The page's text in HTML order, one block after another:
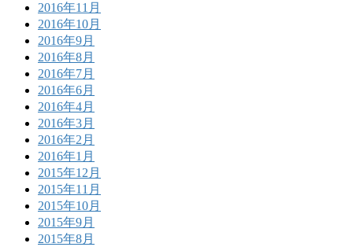
2016年11月
2016年10月
2016年9月
2016年8月
2016年7月
2016年6月
2016年4月
2016年3月
2016年2月
2016年1月
2015年12月
2015年11月
2015年10月
2015年9月
2015年8月